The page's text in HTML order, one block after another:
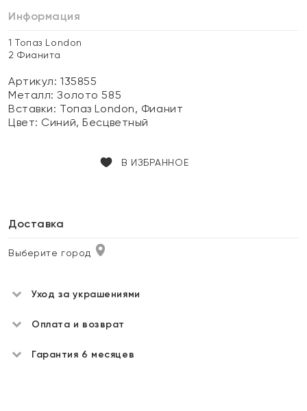
Информация
1 Топаз London
2 Фианита
Артикул: 135855
Металл:Золото 585
Вставки: Топаз London, Фианит
Цвет: Синий, Бесцветный
В ИЗБРАННОЕ
Доставка
Выберите город
Уход за украшениями
Оплата и возврат
Гарантия 6 месяцев